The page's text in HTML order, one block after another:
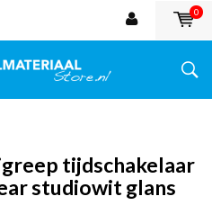
0
tijdschakelaar
studiowit glans